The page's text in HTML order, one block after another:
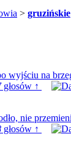
> gruzińskie
wyjściu na
głosów ↑
nie
głosów ↑